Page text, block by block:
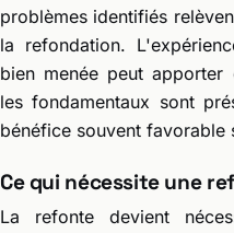
problèmes identifiés
la refondation.
bien menée peut apporter
les fondamentaux sont
bénéfice souvent favorable
Ce qui nécessite une
La refonte devient